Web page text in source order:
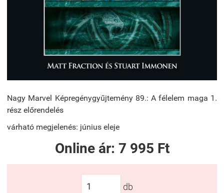
Nagy Marvel Képregénygyűjtemény 89.: A ​félelem maga 1.
rész előrendelés
várható megjelenés: június eleje
Online ár: 7 995 Ft
db